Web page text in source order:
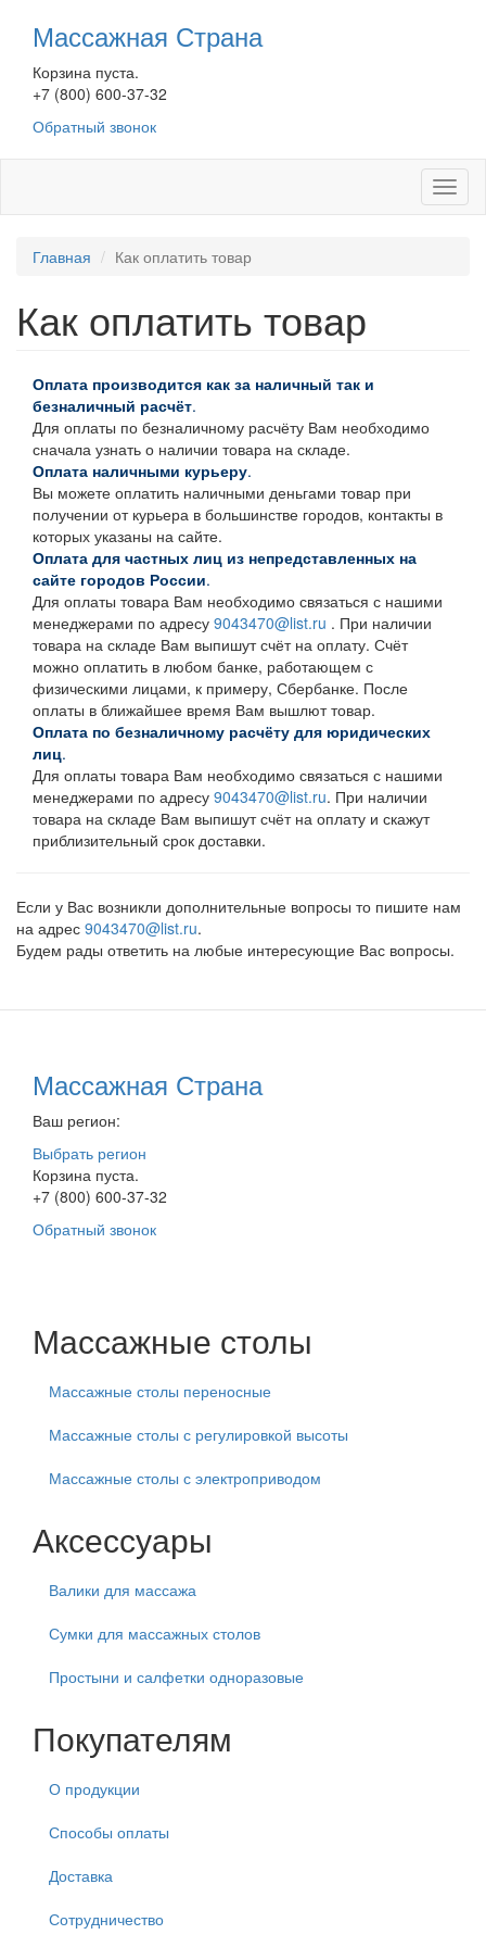
содержанию
Массажная Страна
Корзина пуста.
+7 (800) 600-37-32
Обратный звонок
Главная Как оплатить товар
Как оплатить товар
Оплата производится как за наличный так и
безналичный расчёт.
Для оплаты по безналичному расчёту Вам необходимо
сначала узнать о наличии товара на складе.
Оплата наличными курьеру.
Вы можете оплатить наличными деньгами товар при
получении от курьера в большинстве городов, контакты в
которых указаны на сайте.
Оплата для частных лиц из непредставленных на
сайте городов России.
Для оплаты товара Вам необходимо связаться с нашими
менеджерами по адресу 9043470@list.ru . При наличии
товара на складе Вам выпишут счёт на оплату. Счёт
можно оплатить в любом банке, работающем с
физическими лицами, к примеру, Сбербанке. После
оплаты в ближайшее время Вам вышлют товар.
Оплата по безналичному расчёту для юридических
лиц.
Для оплаты товара Вам необходимо связаться с нашими
менеджерами по адресу 9043470@list.ru. При наличии
товара на складе Вам выпишут счёт на оплату и скажут
приблизительный срок доставки.
Если у Вас возникли дополнительные вопросы то пишите нам
на адрес 9043470@list.ru.
Будем рады ответить на любые интересующие Вас вопросы.
Массажная Страна
Ваш регион:
Выбрать регион
Корзина пуста.
+7 (800) 600-37-32
Обратный звонок
Массажные столы
Массажные столы переносные
Массажные столы с регулировкой высоты
Массажные столы с электроприводом
Аксессуары
Валики для массажа
Сумки для массажных столов
Простыни и салфетки одноразовые
Покупателям
О продукции
Способы оплаты
Доставка
Сотрудничество